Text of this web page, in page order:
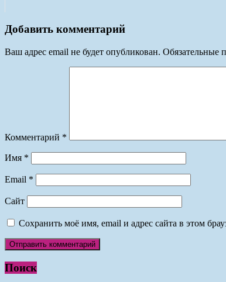
Добавить комментарий
Ваш адрес email не будет опубликован. Обязательные
Комментарий *
Имя *
Email *
Сайт
Сохранить моё имя, email и адрес сайта в этом
Поиск